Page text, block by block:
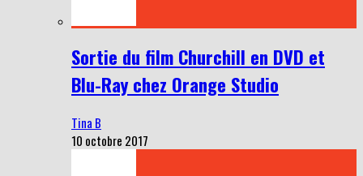
Sortie du film Churchill en DVD et
Blu-Ray chez Orange Studio
Tina B
10 octobre 2017